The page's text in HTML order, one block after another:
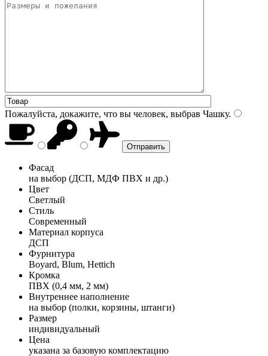
Пожалуйста, докажите, что вы человек, выбрав Чашку.
Фасад
на выбор (ДСП, МДФ ПВХ и др.)
Цвет
Светлый
Стиль
Современный
Материал корпуса
ДСП
Фурнитура
Boyard, Blum, Hettich
Кромка
ПВХ (0,4 мм, 2 мм)
Внутреннее наполнение
на выбор (полки, корзины, штанги)
Размер
индивидуальный
Цена
указана за базовую комплектацию